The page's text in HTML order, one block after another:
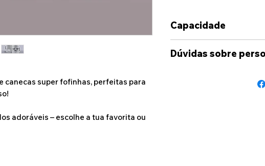
canecas super fofinhas, perfeitas para
adoráveis – escolhe a tua favorita ou
Capacidade
350ml
Dúvidas sobre
das opções